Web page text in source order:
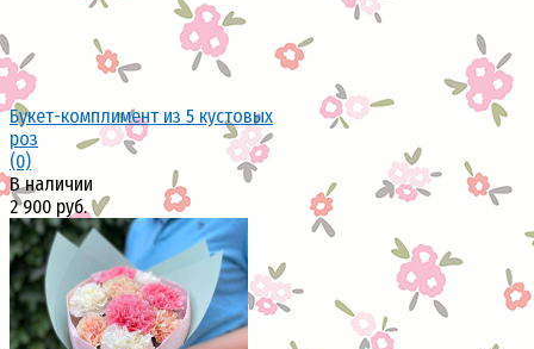
избранное сравнить
Букет-комплимент из 5 кустовых
роз
(0)
В наличии
2 900 руб.